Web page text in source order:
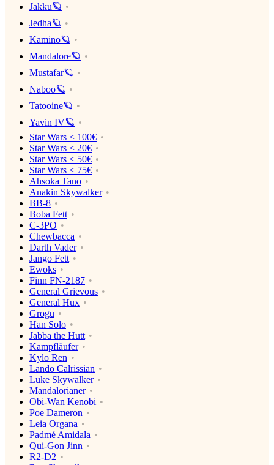
Jakku🪐
Jedha🪐
Kamino🪐
Mandalore🪐
Mustafar🪐
Naboo🪐
Tatooine🪐
Yavin IV🪐
Star Wars < 100€
Star Wars < 20€
Star Wars < 50€
Star Wars < 75€
Ahsoka Tano
Anakin Skywalker
BB-8
Boba Fett
C-3PO
Chewbacca
Darth Vader
Jango Fett
Ewoks
Finn FN-2187
General Grievous
General Hux
Grogu
Han Solo
Jabba the Hutt
Kampfläufer
Kylo Ren
Lando Calrissian
Luke Skywalker
Mandalorianer
Obi-Wan Kenobi
Poe Dameron
Leia Organa
Padmé Amidala
Qui-Gon Jinn
R2-D2